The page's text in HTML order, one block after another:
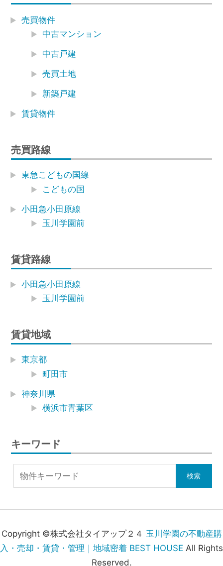
売買物件
中古マンション
中古戸建
売買土地
新築戸建
賃貸物件
売買路線
東急こどもの国線
こどもの国
小田急小田原線
玉川学園前
賃貸路線
小田急小田原線
玉川学園前
賃貸地域
東京都
町田市
神奈川県
横浜市青葉区
キーワード
Copyright ©株式会社タイアップ２４ 玉川学園の不動産購
入・売却・賃貸・管理｜地域密着 BEST HOUSE All Rights
Reserved.